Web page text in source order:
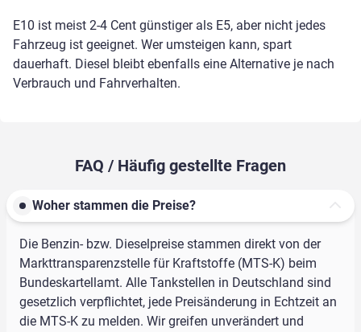
E10 ist meist 2-4 Cent günstiger als E5, aber nicht jedes
Fahrzeug ist geeignet. Wer umsteigen kann, spart
dauerhaft. Diesel bleibt ebenfalls eine Alternative je nach
Verbrauch und Fahrverhalten.
FAQ / Häufig gestellte Fragen
Woher stammen die Preise?
Die Benzin- bzw. Dieselpreise stammen direkt von der
Markttransparenzstelle für Kraftstoffe (MTS-K) beim
Bundeskartellamt. Alle Tankstellen in Deutschland sind
gesetzlich verpflichtet, jede Preisänderung in Echtzeit an
die MTS-K zu melden. Wir greifen unverändert und